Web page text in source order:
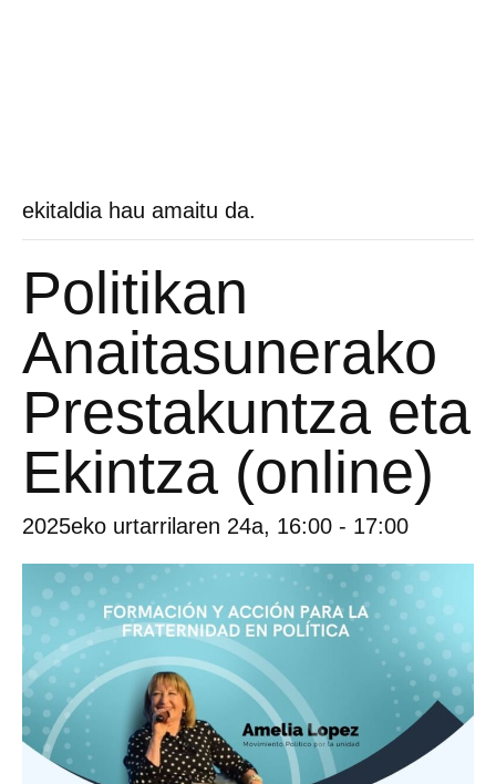
ekitaldia hau amaitu da.
Politikan
Anaitasunerako
Prestakuntza eta
Ekintza (online)
2025eko urtarrilaren 24a, 16:00 - 17:00